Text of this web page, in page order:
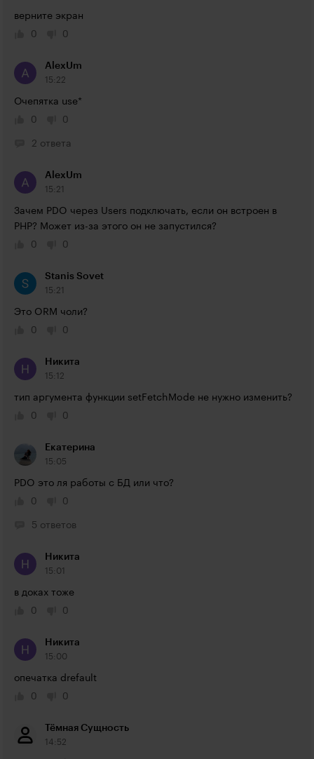
верните экран
0
0
AlexUm
15:22
Очепятка use*
0
0
2 ответа
AlexUm
15:21
Зачем PDO через Users подключать, если он встроен в
PHP? Может из-за этого он не запустился?
0
0
Stanis Sovet
15:21
Это ORM чоли?
0
0
Никита
15:12
тип аргумента функции setFetchMode не нужно изменить?
0
0
Екатерина
15:05
PDO это ля работы с БД или что?
0
0
5 ответов
Никита
15:01
в доках тоже
0
0
Никита
15:00
опечатка drefault
0
0
Тёмная Сущность
14:52